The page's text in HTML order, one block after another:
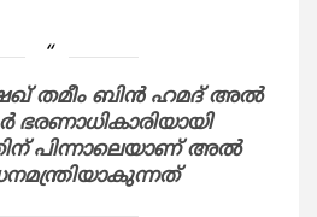
തമീം ബിന്‍ ഹമദ് അല്‍
ഭരണാധികാരിയായി
പിന്നാലെയാണ് അല്‍